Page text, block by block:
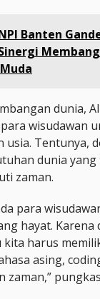
Banten
dunia,
wisudawan
usia. Tentunya,
dunia yang
zaman.
para
hayat. Karena
kita harus
asing,